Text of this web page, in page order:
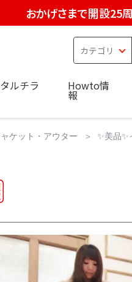
おかげさまで開設25
ルチラ Howto情
報
ケット・アウター ✨美品